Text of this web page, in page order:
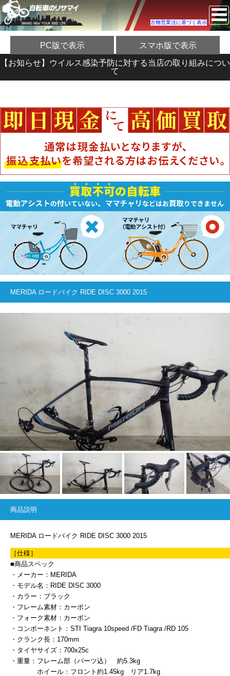
古物営業法に基づく表示
PC版で表示 スマホ版で表示
【お知らせ】ウイルス感染予防に対する当店の取り組みについ
て
MERIDA ロードバイク RIDE DISC 3000 2015
商品説明
MERIDA ロードバイク RIDE DISC 3000 2015
［仕様］
■商品スペック
・メーカー：MERIDA
・モデル名：RIDE DISC 3000
・カラー：ブラック
・フレーム素材：カーボン
・フォーク素材：カーボン
・コンポーネント：STI Tiagra 10speed /FD Tiagra /RD 105
・クランク長：170mm
・タイヤサイズ：700x25c
・重量：フレーム部（パーツ込） 約5.3kg
ホイール：フロント約1.45kg リア1.7kg